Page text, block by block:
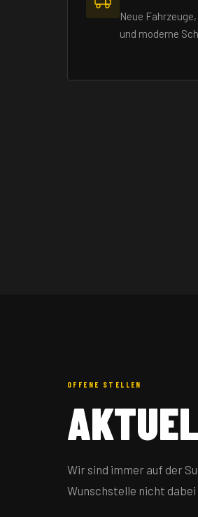
Neue
und moderne
OFFENE STELLEN
Wir sind immer auf der
Wunschstelle nicht dabei